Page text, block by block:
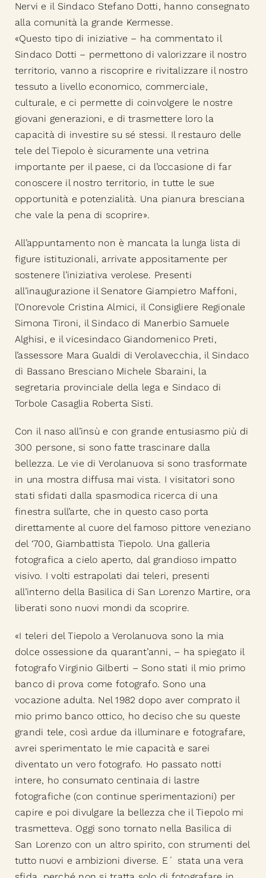
Nervi e il Sindaco Stefano Dotti, hanno consegnato
alla comunità la grande Kermesse.
«Questo tipo di iniziative – ha commentato il
Sindaco Dotti – permettono di valorizzare il nostro
territorio, vanno a riscoprire e rivitalizzare il nostro
tessuto a livello economico, commerciale,
culturale, e ci permette di coinvolgere le nostre
giovani generazioni, e di trasmettere loro la
capacità di investire su sé stessi. Il restauro delle
tele del Tiepolo è sicuramente una vetrina
importante per il paese, ci da l’occasione di far
conoscere il nostro territorio, in tutte le sue
opportunità e potenzialità. Una pianura bresciana
che vale la pena di scoprire».
All’appuntamento non è mancata la lunga lista di
figure istituzionali, arrivate appositamente per
sostenere l’iniziativa verolese. Presenti
all’inaugurazione il Senatore Giampietro Maffoni,
l’Onorevole Cristina Almici, il Consigliere Regionale
Simona Tironi, il Sindaco di Manerbio Samuele
Alghisi, e il vicesindaco Giandomenico Preti,
l’assessore Mara Gualdi di Verolavecchia, il Sindaco
di Bassano Bresciano Michele Sbaraini, la
segretaria provinciale della lega e Sindaco di
Torbole Casaglia Roberta Sisti.
Con il naso all’insù e con grande entusiasmo più di
300 persone, si sono fatte trascinare dalla
bellezza. Le vie di Verolanuova si sono trasformate
in una mostra diffusa mai vista. I visitatori sono
stati sfidati dalla spasmodica ricerca di una
finestra sull’arte, che in questo caso porta
direttamente al cuore del famoso pittore veneziano
del ‘700, Giambattista Tiepolo. Una galleria
fotografica a cielo aperto, dal grandioso impatto
visivo. I volti estrapolati dai teleri, presenti
all’interno della Basilica di San Lorenzo Martire, ora
liberati sono nuovi mondi da scoprire.
«I teleri del Tiepolo a Verolanuova sono la mia
dolce ossessione da quarant’anni, – ha spiegato il
fotografo Virginio Gilberti – Sono stati il mio primo
banco di prova come fotografo. Sono una
vocazione adulta. Nel 1982 dopo aver comprato il
mio primo banco ottico, ho deciso che su queste
grandi tele, così ardue da illuminare e fotografare,
avrei sperimentato le mie capacità e sarei
diventato un vero fotografo. Ho passato notti
intere, ho consumato centinaia di lastre
fotografiche (con continue sperimentazioni) per
capire e poi divulgare la bellezza che il Tiepolo mi
trasmetteva. Oggi sono tornato nella Basilica di
San Lorenzo con un altro spirito, con strumenti del
tutto nuovi e ambizioni diverse. E´ stata una vera